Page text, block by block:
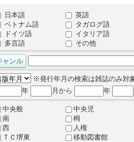
日本語
英語
ベトナム語
タガログ語
ドイツ語
イタリア語
多言語
その他
※発行年月の検索は雑誌のみ対
年
月から 年
中央般
中央児
南
栂
西
人権
ＴＣ堺東
移動図書館